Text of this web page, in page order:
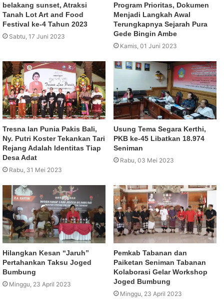
belakang sunset, Atraksi
Tanah Lot Art and Food
Festival ke-4 Tahun 2023
Sabtu, 17 Juni 2023
Program Prioritas, Dokumen
Menjadi Langkah Awal
Terungkapnya Sejarah Pura
Gede Bingin Ambe
Kamis, 01 Juni 2023
Tresna lan Punia Pakis Bali,
Ny. Putri Koster Tekankan Tari
Rejang Adalah Identitas Tiap
Desa Adat
Rabu, 31 Mei 2023
Usung Tema Segara Kerthi,
PKB ke-45 Libatkan 18.974
Seniman
Rabu, 03 Mei 2023
Hilangkan Kesan “Jaruh”
Pertahankan Taksu Joged
Bumbung
Minggu, 23 April 2023
Pemkab Tabanan dan
Paiketan Seniman Tabanan
Kolaborasi Gelar Workshop
Joged Bumbung
Minggu, 23 April 2023